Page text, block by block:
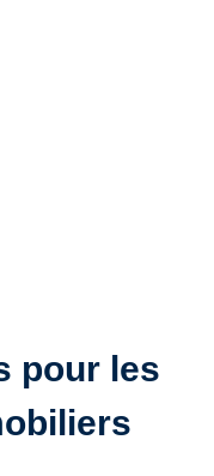
pour les